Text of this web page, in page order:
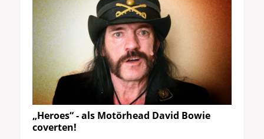
„Heroes“ - als Motörhead David Bowie
coverten!